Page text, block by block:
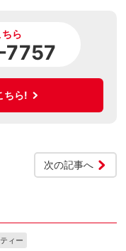
ら
ちら!
次の記事へ
ィー